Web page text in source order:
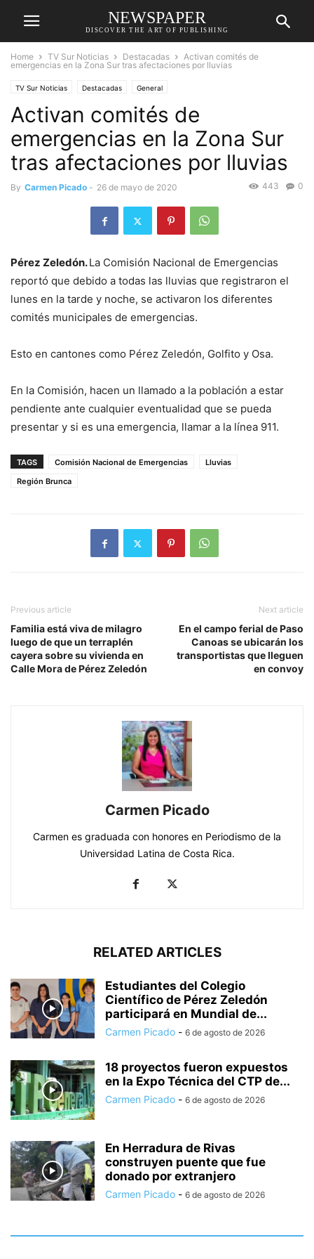
NEWSPAPER
DISCOVER THE ART OF PUBLISHING
Home TV Sur Noticias Destacadas
Activan comités de
emergencias en la Zona Sur tras afectaciones por lluvias
TV Sur Noticias Destacadas General
Activan comités de
emergencias en la Zona Sur
tras afectaciones por lluvias
By Carmen Picado - 26 de mayo de 2020 0
443
Pérez Zeledón.La Comisión Nacional de Emergencias
reportó que debido a todas las lluvias que registraron el
lunes en la tarde y noche, se activaron los diferentes
comités municipales de emergencias.
Esto en cantones como Pérez Zeledón, Golfito y Osa.
En la Comisión, hacen un llamado a la población a estar
pendiente ante cualquier eventualidad que se pueda
presentar y si es una emergencia, llamar a la línea 911.
TAGS Comisión Nacional de Emergencias
Lluvias
Región Brunca
Previous article
Familia está viva de milagro
luego de que un terraplén
cayera sobre su vivienda en
Calle Mora de Pérez Zeledón
Next article
En el campo ferial de Paso
Canoas se ubicarán los
transportistas que lleguen
en convoy
Carmen Picado
Carmen es graduada con honores en Periodismo de la
Universidad Latina de Costa Rica.
RELATED ARTICLES
Estudiantes del Colegio
Científico de Pérez Zeledón
participará en Mundial de...
Carmen Picado - 6 de agosto de 2026
18 proyectos fueron expuestos
en la Expo Técnica del CTP de...
Carmen Picado - 6 de agosto de 2026
En Herradura de Rivas
construyen puente que fue
donado por extranjero
Carmen Picado - 6 de agosto de 2026